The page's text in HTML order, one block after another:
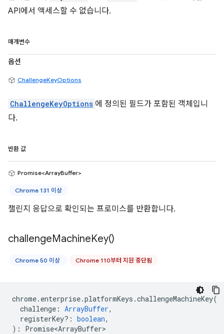
API에서 액세스할 수 없습니다.
매개변수
옵션
ChallengeKeyOptions
ChallengeKeyOptions 에 정의된 필드가 포함된 객체입니
다.
반환 값
Promise<ArrayBuffer>
Chrome 131 이상
챌린지 응답으로 확인되는 프로미스를 반환합니다.
challengeMachineKey()
Chrome 50 이상 Chrome 110부터 지원 중단됨
chrome. enterprise.platformKeys .challengeMachineKey(
challenge : ArrayBuffer,
registerKey? : boolean,
) : Promise<ArrayBuffer>